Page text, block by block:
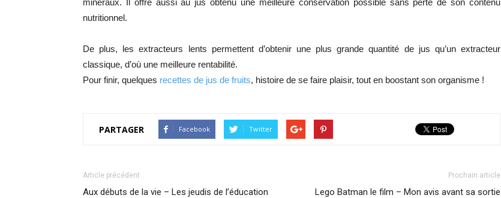
minéraux. Il offre aussi au jus obtenu une meilleure conservation possible sans perte de son contenu
nutritionnel.
De plus, les extracteurs lents permettent d’obtenir une plus grande quantité de jus qu’un extracteur
classique, d’où une meilleure rentabilité.
Pour finir, quelques recettes de jus de fruits, histoire de se faire plaisir, tout en boostant son organisme !
PARTAGER Facebook Twitter
Article précédent
Aux débuts de la vie – Les jeudis de l’éducation
Prochain article
Lego Batman le film – Mon avis avant sa sortie